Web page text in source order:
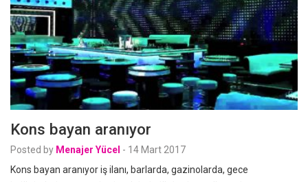
Kons bayan aranıyor
Posted by Menajer Yücel - 14 Mart 2017
Kons bayan aranıyor iş ilanı, barlarda, gazinolarda, gece